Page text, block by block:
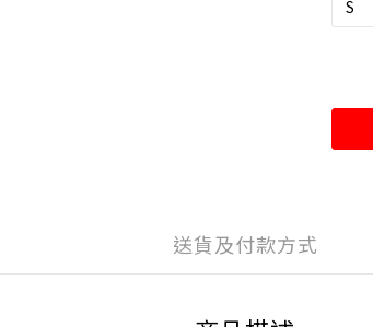
送貨及付款方式